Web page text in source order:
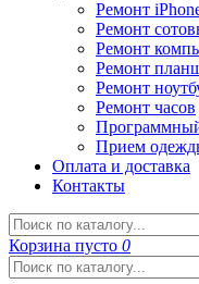
Ремонт
Ремонт
Ремонт
Ремонт
Ремонт
Ремонт часов
Прием
Оплата и доставка
Контакты
Корзина пусто 0